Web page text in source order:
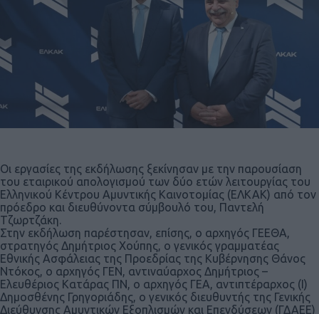
Οι εργασίες της εκδήλωσης ξεκίνησαν με την παρουσίαση
του εταιρικού απολογισμού των δύο ετών λειτουργίας του
Ελληνικού Κέντρου Αμυντικής Καινοτομίας (ΕΛΚΑΚ) από τον
πρόεδρο και διευθύνοντα σύμβουλό του, Παντελή
Τζωρτζάκη.
Στην εκδήλωση παρέστησαν, επίσης, ο αρχηγός ΓΕΕΘΑ,
στρατηγός Δημήτριος Χούπης, ο γενικός γραμματέας
Εθνικής Ασφάλειας της Προεδρίας της Κυβέρνησης Θάνος
Ντόκος, ο αρχηγός ΓΕΝ, αντιναύαρχος Δημήτριος –
Ελευθέριος Κατάρας ΠΝ, ο αρχηγός ΓΕΑ, αντιπτέραρχος (Ι)
Δημοσθένης Γρηγοριάδης, ο γενικός διευθυντής της Γενικής
Διεύθυνσης Αμυντικών Εξοπλισμών και Επενδύσεων (ΓΔΑΕΕ)